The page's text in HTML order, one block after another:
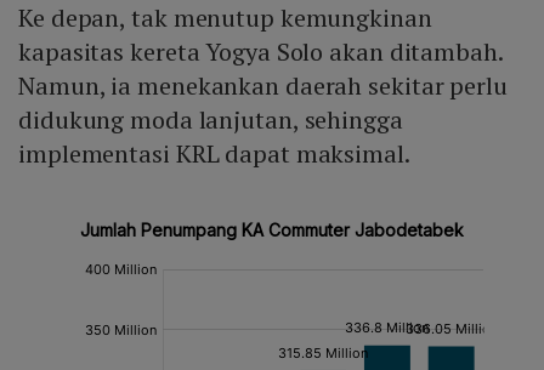
Ke depan, tak menutup kemungkinan
kapasitas kereta Yogya Solo akan ditambah.
Namun, ia menekankan daerah sekitar perlu
didukung moda lanjutan, sehingga
implementasi KRL dapat maksimal.